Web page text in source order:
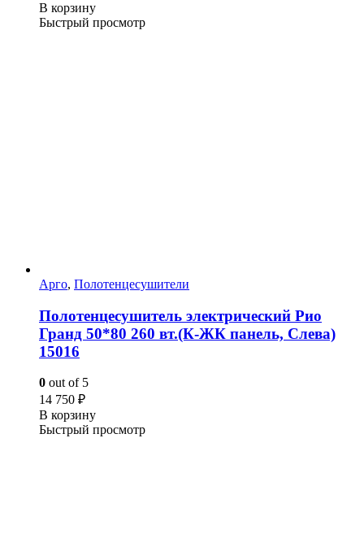
В корзину
Быстрый просмотр
Арго, Полотенцесушители
Полотенцесушитель электрический Рио
Гранд 50*80 260 вт.(К-ЖК панель, Слева)
15016
0 out of 5
14 750 ₽
В корзину
Быстрый просмотр